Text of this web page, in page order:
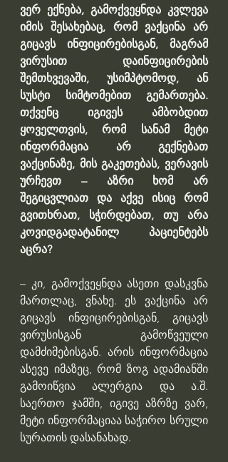
ვერ ექნება, გამოქვეყნდა კვლევა
იმის შესახებაც, რომ ვაქცინა არ
გიცავს ინფიცირებისგან, მაგრამ
ვირუსით დაინფიცირების
შემთხვევაში, უსიმპტომოდ, ან
სუსტი სიმტომებით გემართება.
თქვენც იგივეს ამბობდით
ყოველთვის, რომ სანამ მეტი
ინფორმაცია არ გექნებათ
ვაქცინაზე, მის გაკეთებას, ვერავის
ურჩევთ – აზრი ხომ არ
შეგიცვლიათ და აქვე ისიც რომ
გვითხრათ, სჭირდებათ, თუ არა
კოვიდგადატანილ პაციენტებს
აცრა?
– კი, გამოქვეყნდა ასეთი დასკვნა
მართლაც, ვნახე. ეს ვაქცინა არ
გიცავს ინფიცირებისგან, გიცავს
ვირუსისგან გამოწვეული
დამძიმებისგან. არის ინფორმაცია
ასევე იმაზეც, რომ ზოგ ადამიანში
გამოიწვია ალერგია და ა.შ.
საერთო ჯამში, იგივე აზრზე ვარ,
მეტი ინფორმაციაა საჭირო სრული
სურათის დასანახად.